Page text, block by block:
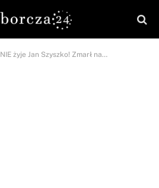
NIE żyje Jan Szyszko! Zmarł na…